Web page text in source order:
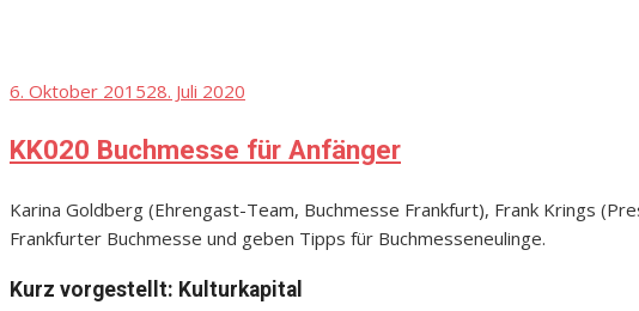
Posted
6. Oktober 201528. Juli 2020
KK020 Buchmesse für Anfänger
Karina Goldberg (Ehrengast-Team, Buchmesse Frankfurt), Frank Krings
Frankfurter Buchmesse und geben Tipps für Buchmesseneulinge.
Kurz vorgestellt: Kulturkapital